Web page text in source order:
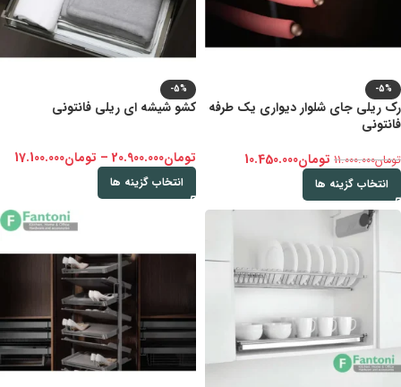
-5%
رک ریلی جای شلوار دیواری یک طرفه
فانتونی
تومان11.000.000 تومان10.450.000
انتخاب گزینه ها
-5%
کشو شیشه ای ریلی فانتونی
تومان20.900.000
– تومان17.100.000
انتخاب گزینه ها